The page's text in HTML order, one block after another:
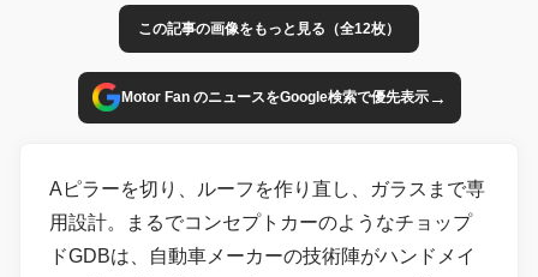
この記事の画像をもっと見る（全12枚）
Motor Fan のニュースをGoogle検索で優先表示→
Aピラーを切り、ルーフを作り直し、ガラスまで専
用設計。まるでコンセプトカーのようなチョップ
ドGDBは、自動車メーカーの技術陣がハンドメイ